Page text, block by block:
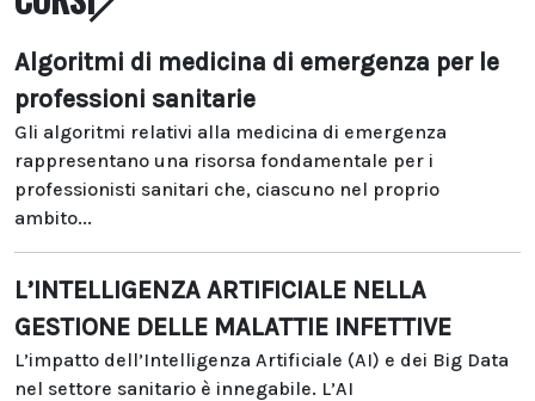
Algoritmi di medicina di emergenza per le
professioni sanitarie
Gli algoritmi relativi alla medicina di emergenza
rappresentano una risorsa fondamentale per i
professionisti sanitari che, ciascuno nel proprio
ambito...
L’INTELLIGENZA ARTIFICIALE NELLA
GESTIONE DELLE MALATTIE INFETTIVE
L’impatto dell’Intelligenza Artificiale (AI) e dei Big Data
nel settore sanitario è innegabile. L’AI